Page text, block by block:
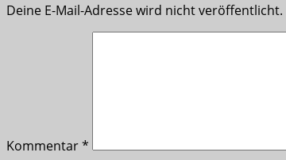
Deine E-Mail-Adresse wird nicht veröffentlicht.
Kommentar*